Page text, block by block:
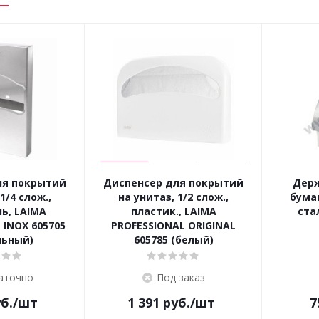
покрытий
4 слож.,
LAIMA
INOX 605705
/шт
Диспенсер для покрытий
на унитаз, 1/2 слож.,
пластик., LAIMA
PROFESSIONAL ORIGINAL
605785 (белый)
Под заказ
1 391 руб./шт